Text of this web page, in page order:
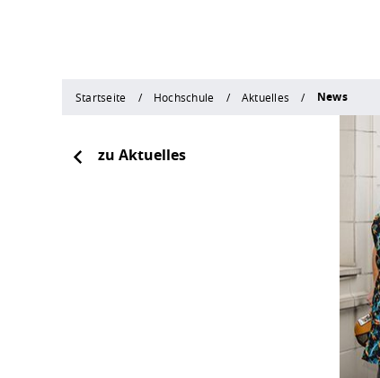
Startseite Hochschule Aktuelles News
zu Aktuelles